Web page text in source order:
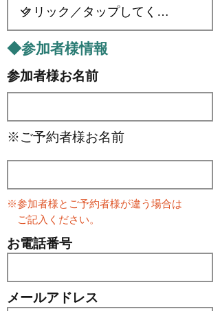
◆参加者様情報
参加者様お名前
※ご予約者様お名前
※参加者様とご予約者様が違う場合は
​ ご記入ください。
お電話番号
メールアドレス